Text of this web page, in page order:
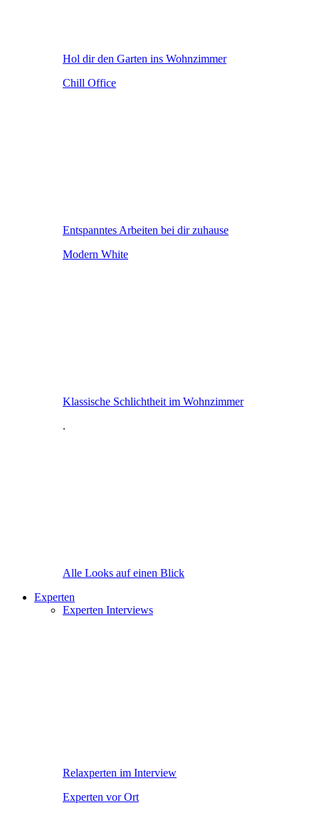
Hol dir den Garten ins Wohnzimmer
Chill Office
Entspanntes Arbeiten bei dir zuhause
Modern White
Klassische Schlichtheit im Wohnzimmer
.
Alle Looks auf einen Blick
Experten
Experten Interviews
Relaxperten im Interview
Experten vor Ort